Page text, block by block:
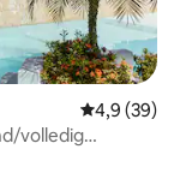
Gemiddelde
4,9 (39)
volledig